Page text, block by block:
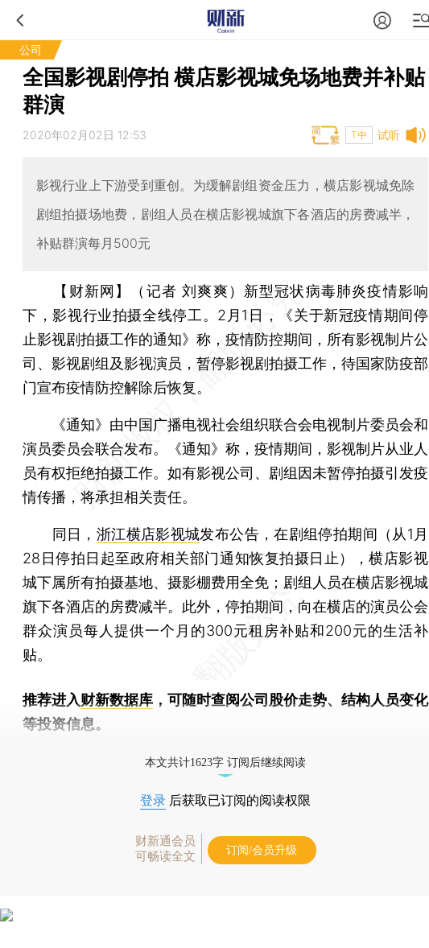
公司
全国影视剧停拍 横店影视城免场地费并补贴
群演
试听
2020年02月02日 12:53 T中
影视行业上下游受到重创。为缓解剧组资金压力，横店影视城免除
剧组拍摄场地费，剧组人员在横店影视城旗下各酒店的房费减半，
补贴群演每月500元
【财新网】（记者 刘爽爽） 新型冠状病毒肺炎疫情影响
下，影视行业拍摄全线停工。2月1日，《关于新冠疫情期间停
止影视剧拍摄工作的通知》称，疫情防控期间，所有影视制片公
司、影视剧组及影视演员，暂停影视剧拍摄工作，待国家防疫部
门宣布疫情防控解除后恢复。
《通知》由中国广播电视社会组织联合会电视制片委员会和
演员委员会联合发布。《通知》称，疫情期间，影视制片从业人
员有权拒绝拍摄工作。如有影视公司、剧组因未暂停拍摄引发疫
情传播，将承担相关责任。
同日， 浙江横店影视城发布公告，在剧组停拍期间（从1月
28日停拍日起至政府相关部门通知恢复拍摄日止），横店影视
城下属所有拍摄基地、摄影棚费用全免；剧组人员在横店影视城
旗下各酒店的房费减半。此外，停拍期间，向在横店的演员公会
群众演员每人提供一个月的300元租房补贴和200元的生活补
贴。
推荐进入财新数据库 ，可随时查阅公司股价走势、结构人员变化
等投资信息。
本文共计1623字 订阅后继续阅读
登录 后获取已订阅的阅读权限
财新通会员
可畅读全文
订阅/会员升级